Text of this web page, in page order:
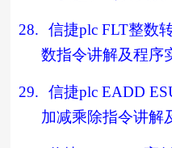
28. 信捷plc FLT整数
数指令讲解及程序
29. 信捷plc EADD
加减乘除指令讲解